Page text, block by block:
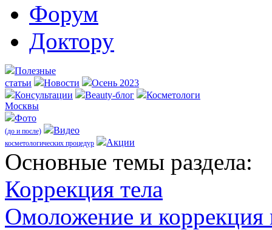
Форум
Доктору
Полезные
статьи
Новости
Осень 2023
Консультации
Beauty-блог
Косметологи
Москвы
Фото
(до и после) Видео
косметологических процедур Акции
Оcновные темы раздела:
Коррекция тела
Омоложение и коррекция